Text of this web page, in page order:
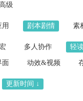
级
用 剧本剧情 素
多人协作 轻
面 动效&视频
更新时间 ↓